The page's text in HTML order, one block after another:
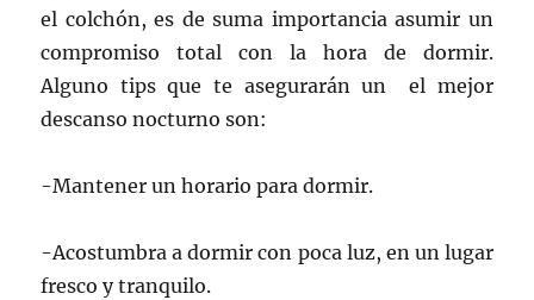
el colchón, es de suma importancia asumir un
compromiso total con la hora de dormir.
Alguno tips que te asegurarán un el mejor
descanso nocturno son:
-Mantener un horario para dormir.
-Acostumbra a dormir con poca luz, en un lugar
fresco y tranquilo.